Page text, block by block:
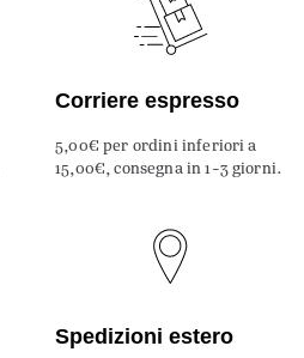
Corriere espresso
5,00€ per ordini inferiori a
15,00€, consegna in 1-3 giorni.
Spedizioni estero